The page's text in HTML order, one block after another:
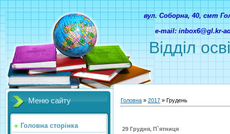
Відділ
вул. Соборна, 40, смт
e-mail: inbox6@gl.kr-
Меню сайту
Головна сторінка
Головна » 2017 » Грудень
29 Грудня, П`ятниця